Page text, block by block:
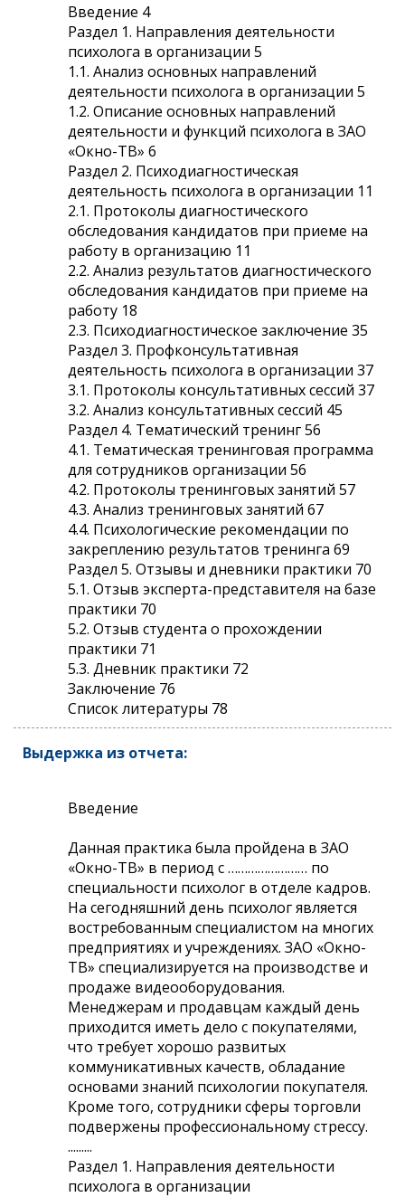
Введение 4
Раздел 1. Направления деятельности
психолога в организации 5
1.1. Анализ основных направлений
деятельности психолога в организации 5
1.2. Описание основных направлений
деятельности и функций психолога в ЗАО
«Окно-ТВ» 6
Раздел 2. Психодиагностическая
деятельность психолога в организации 11
2.1. Протоколы диагностического
обследования кандидатов при приеме на
работу в организацию 11
2.2. Анализ результатов диагностического
обследования кандидатов при приеме на
работу 18
2.3. Психодиагностическое заключение 35
Раздел 3. Профконсультативная
деятельность психолога в организации 37
3.1. Протоколы консультативных сессий 37
3.2. Анализ консультативных сессий 45
Раздел 4. Тематический тренинг 56
4.1. Тематическая тренинговая программа
для сотрудников организации 56
4.2. Протоколы тренинговых занятий 57
4.3. Анализ тренинговых занятий 67
4.4. Психологические рекомендации по
закреплению результатов тренинга 69
Раздел 5. Отзывы и дневники практики 70
5.1. Отзыв эксперта-представителя на базе
практики 70
5.2. Отзыв студента о прохождении
практики 71
5.3. Дневник практики 72
Заключение 76
Список литературы 78
Выдержка из отчета:
Введение
Данная практика была пройдена в ЗАО
«Окно-ТВ» в период с …………………… по
специальности психолог в отделе кадров.
На сегодняшний день психолог является
востребованным специалистом на многих
предприятиях и учреждениях. ЗАО «Окно-
ТВ» специализируется на производстве и
продаже видеооборудования.
Менеджерам и продавцам каждый день
приходится иметь дело с покупателями,
что требует хорошо развитых
коммуникативных качеств, обладание
основами знаний психологии покупателя.
Кроме того, сотрудники сферы торговли
подвержены профессиональному стрессу.
.........
Раздел 1. Направления деятельности
психолога в организации